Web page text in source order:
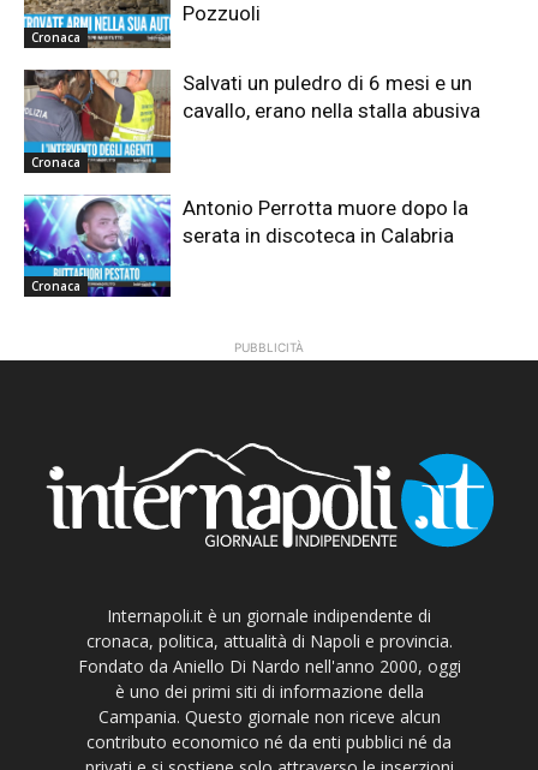
Cronaca
Pozzuoli
Cronaca
Salvati un puledro di 6 mesi e un
cavallo, erano nella stalla abusiva
Cronaca
Antonio Perrotta muore dopo la
serata in discoteca in Calabria
PUBBLICITÀ
Internapoli.it è un giornale indipendente di
cronaca, politica, attualità di Napoli e provincia.
Fondato da Aniello Di Nardo nell'anno 2000, oggi
è uno dei primi siti di informazione della
Campania. Questo giornale non riceve alcun
contributo economico né da enti pubblici né da